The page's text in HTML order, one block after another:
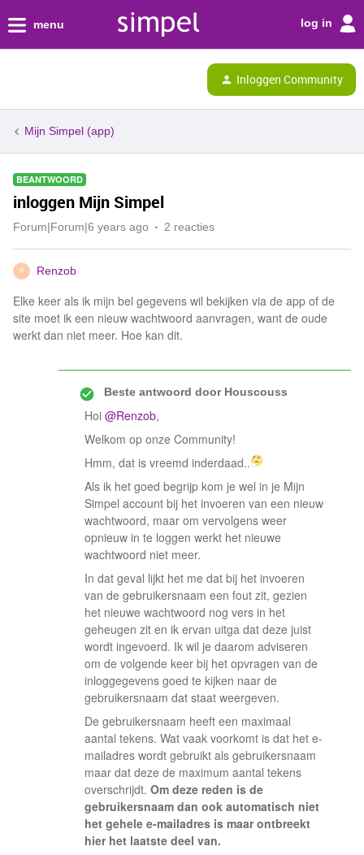
menu log in
Inloggen Community
Mijn Simpel (app)
BEANTWOORD
inloggen Mijn Simpel
Forum|Forum|6 years ago 2 reacties
R Renzob
Elke keer als ik mijn bel gegevens wil bekijken via de app of de
site moet ik een nieuw wachtwoord aanvragen, want de oude
werkt dan niet meer. Hoe kan dit.
Beste antwoord doorHouscouss
Hoi @Renzob,
Welkom op onze Community!
Hmm, dat is vreemd inderdaad..
Als ik het goed begrijp kom je wel in je Mijn
Simpel account bij het invoeren van een nieuw
wachtwoord, maar om vervolgens weer
opnieuw in te loggen werkt het nieuwe
wachtwoord niet meer.
In dat geval lijkt het me dat bij het invoeren
van de gebruikersnaam een fout zit, gezien
het nieuwe wachtwoord nog vers in het
geheugen zit en ik ervan uitga dat deze juist
wordt ingevoerd. Ik wil je daarom adviseren
om de volgende keer bij het opvragen van de
inloggegevens goed te kijken naar de
gebruikersnaam dat staat weergeven.
De gebruikersnaam heeft een maximaal
aantal tekens. Wat vaak voorkomt is dat het e-
mailadres wordt gebruikt als gebruikersnaam
maar dat deze de maximum aantal tekens
overschrijdt. Om deze reden is de
gebruikersnaam dan ook automatisch niet
het gehele e-mailadres is maar ontbreekt
hier het laatste deel van.